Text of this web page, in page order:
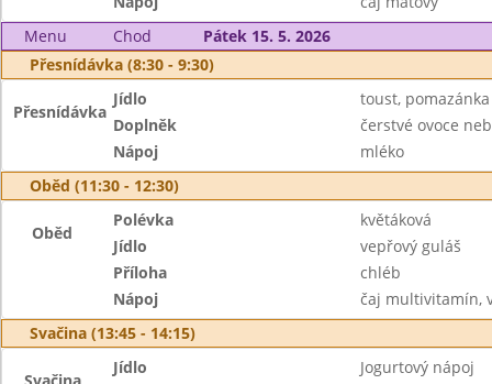
Menu
Chod
Pátek 15. 5. 2026
Přesnídávka (8:30 - 9:30)
Přesnídávka
Jídlo
toust,
Doplněk
čerstvé ovoce
Nápoj
mléko
Oběd (11:30 - 12:30)
Oběd
Polévka
květáková
Jídlo
vepřový guláš
Příloha
chléb
Nápoj
čaj multivitamín,
Svačina (13:45 - 14:15)
Jídlo
Jogurtový nápoj